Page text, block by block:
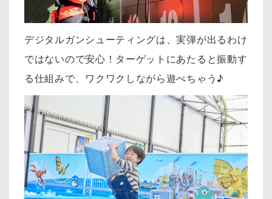
デジタルガンシューティングは、実弾が出るわけ
ではないので安心！ターゲットにあたると振動す
る仕組みで、ワクワクしながら遊べちゃう♪